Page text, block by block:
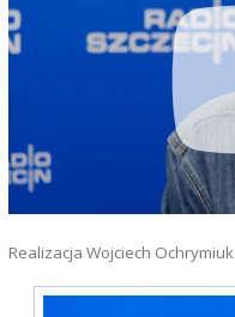
Realizacja Wojciech Ochrymiuk